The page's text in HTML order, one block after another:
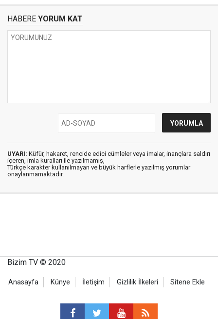
HABERE YORUM KAT
UYARI: Küfür, hakaret, rencide edici cümleler veya imalar, inançlara saldırı
içeren, imla kuralları ile yazılmamış,
Türkçe karakter kullanılmayan ve büyük harflerle yazılmış yorumlar
onaylanmamaktadır.
Bizim TV © 2020
Anasayfa Künye İletişim Gizlilik İlkeleri Sitene Ekle